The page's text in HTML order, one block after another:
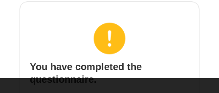
You have completed the
questionnaire.